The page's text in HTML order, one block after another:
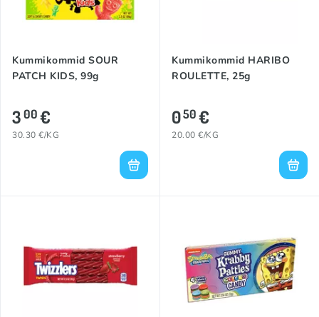
Kummikommid SOUR
PATCH KIDS, 99g
300€
30.30 €/KG
Kummikommid HARIBO
ROULETTE, 25g
050€
20.00 €/KG